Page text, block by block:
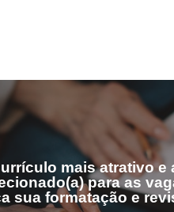
mais atrativo e
para as
sua formatação e